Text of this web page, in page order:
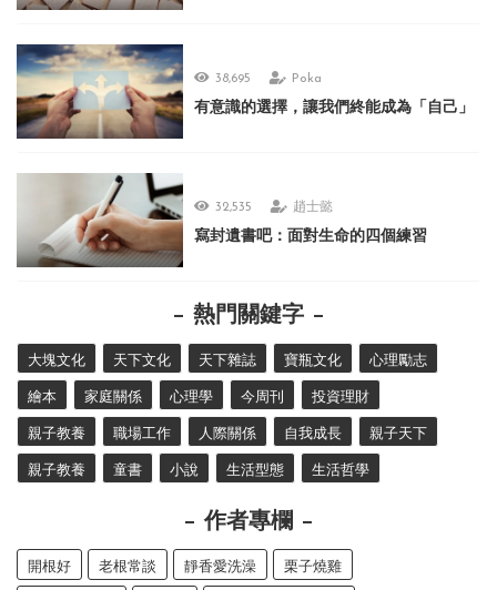
38,695 Poka
有意識的選擇，讓我們終能成為「自己」
32,535 趙士懿
寫封遺書吧：面對生命的四個練習
熱門關鍵字
大塊文化 天下文化 天下雜誌 寶瓶文化 心理勵志
繪本 家庭關係 心理學 今周刊 投資理財
親子教養 職場工作 人際關係 自我成長 親子天下
親子教養 童書 小說 生活型態 生活哲學
作者專欄
開根好 老根常談 靜香愛洗澡 栗子燒雞